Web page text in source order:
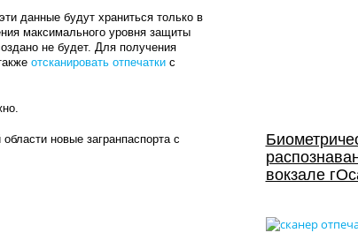
данные будут храниться только в
максимального уровня защиты
не будет. Для получения
отсканировать отпечатки с
новые загранпаспорта с
вокзале